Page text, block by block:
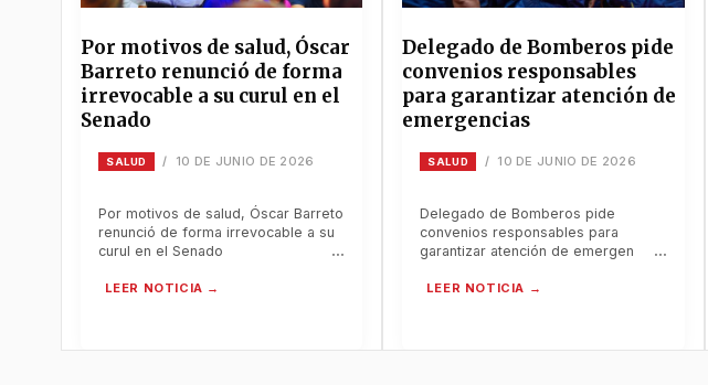
Por motivos de salud, Óscar
Barreto renunció de forma
irrevocable a su curul en el
Senado
SALUD / 10 DE JUNIO DE 2026
Por motivos de salud, Óscar Barreto
renunció de forma irrevocable a su
curul en el Senado
Delegado de Bomberos pide
convenios responsables
para garantizar atención de
emergencias
SALUD / 10 DE JUNIO DE 2026
Delegado de Bomberos pide
convenios responsables para
garantizar atención de emergencias